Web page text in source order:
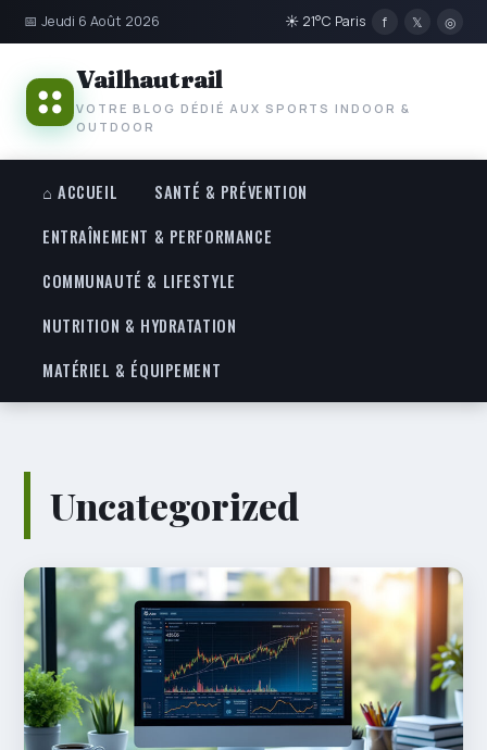
📅 Jeudi 6 Août 2026 ☀ 21°C Paris f 𝕏 ◎
Vailhautrail
VOTRE BLOG DÉDIÉ AUX SPORTS INDOOR &
OUTDOOR
⌂ ACCUEIL
SANTÉ & PRÉVENTION
ENTRAÎNEMENT & PERFORMANCE
COMMUNAUTÉ & LIFESTYLE
NUTRITION & HYDRATATION
MATÉRIEL & ÉQUIPEMENT
Uncategorized